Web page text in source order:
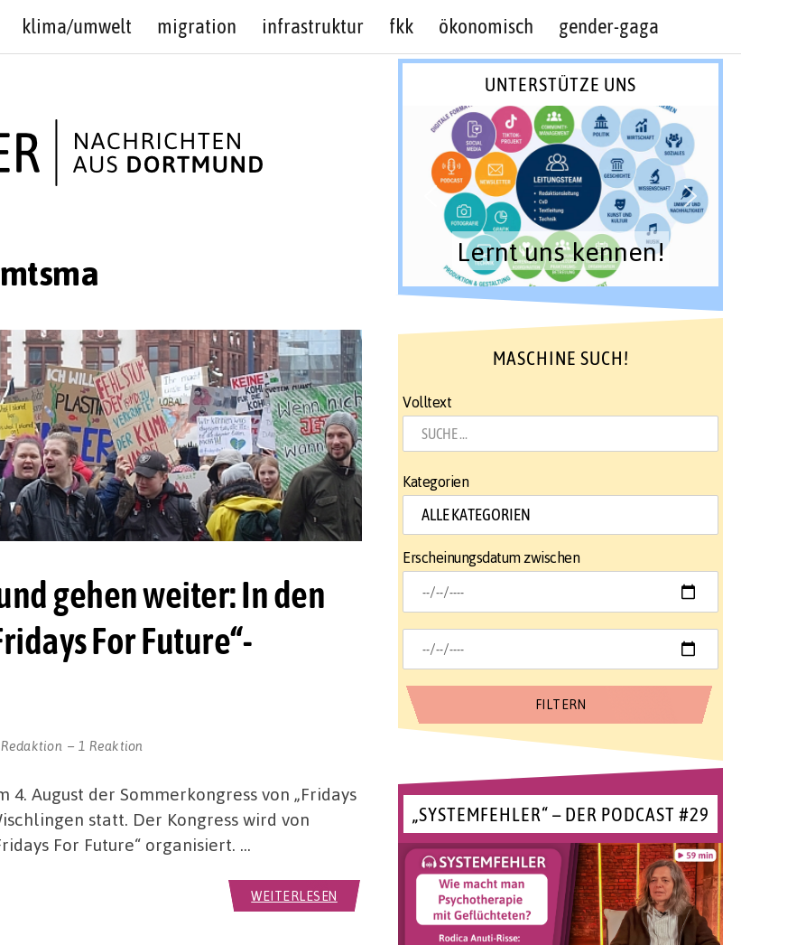
klima/umwelt migration infrastruktur fkk ökonomisch gender-gaga
gehen weiter: In den
For Future“-
1 Reaktion
4. August der Sommerkongress von „Fridays
statt. Der Kongress wird von
For Future“ organisiert. …
WEITERLESEN
UNTERSTÜTZE UNS
Lernt uns kennen!
MASCHINE SUCH!
Volltext
Kategorien
Erscheinungsdatum zwischen
„SYSTEMFEHLER“ – DER PODCAST #29